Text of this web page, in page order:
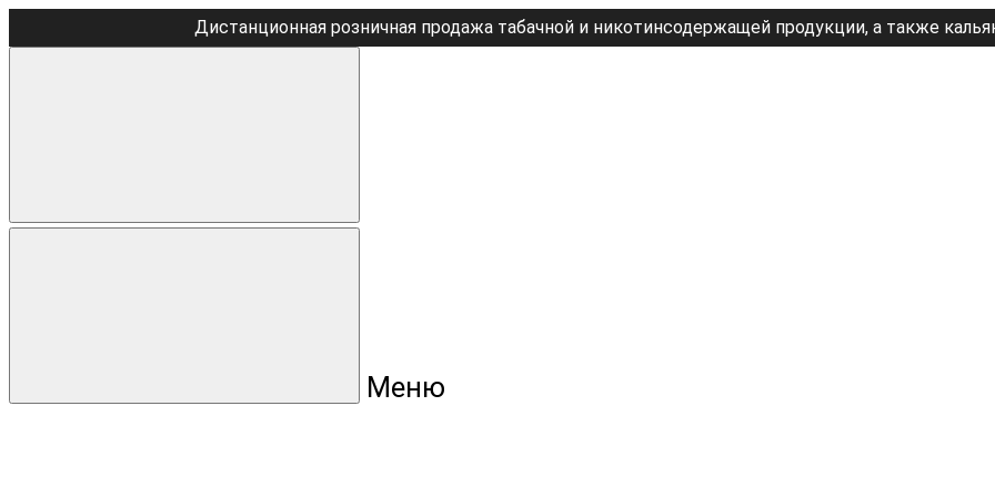
Дистанционная розничная продажа табачной и никотинсодержащей продукции, а также
Меню